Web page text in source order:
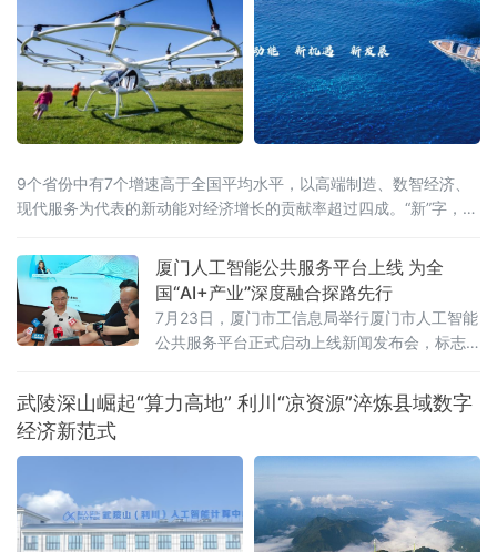
9个省份中有7个增速高于全国平均水平，以高端制造、数智经济、
现代服务为代表的新动能对经济增长的贡献率超过四成。“新”字，成
全国从经济总量看，多厦门人工智能公共服务平台上线 为全
国“AI+产业”深度融合探路先行
7月23日，厦门市工信息局举行厦门市人工智能
公共服务平台正式启动上线新闻发布会，标志
模式，为千行百业安装上“AI引擎”，助力全市数
字经济迈向高质量发展新阶段。打造一体化人
云”为基础，集技术赋能、资源整合、产业驱动
于一体，提供行业报告定制、AI全能力超市、场
景供需匹配、AI投融资、具身智
武陵深山崛起“算力高地” 利川“凉资源”淬炼县域数字
经济新范式